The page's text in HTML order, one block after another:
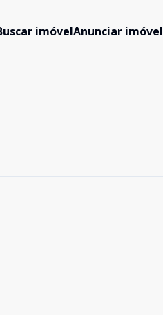
imóvelAnunciar imóvel